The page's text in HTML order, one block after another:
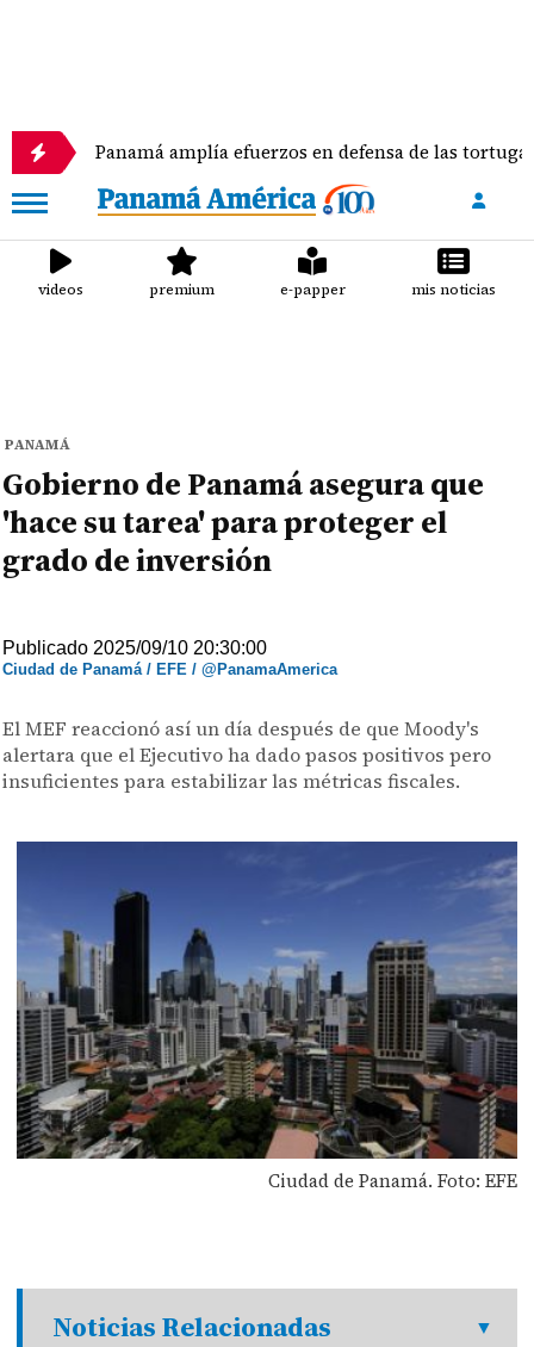
Panamá amplía efuerzos en defensa de las tortugas marinas
videos premium e-papper mis noticias
PANAMÁ
Gobierno de Panamá asegura que
'hace su tarea' para proteger el
grado de inversión
Publicado 2025/09/10 20:30:00
Ciudad de Panamá / EFE / @PanamaAmerica
El MEF reaccionó así un día después de que Moody's
alertara que el Ejecutivo ha dado pasos positivos pero
insuficientes para estabilizar las métricas fiscales.
Ciudad de Panamá. Foto: EFE
Noticias Relacionadas